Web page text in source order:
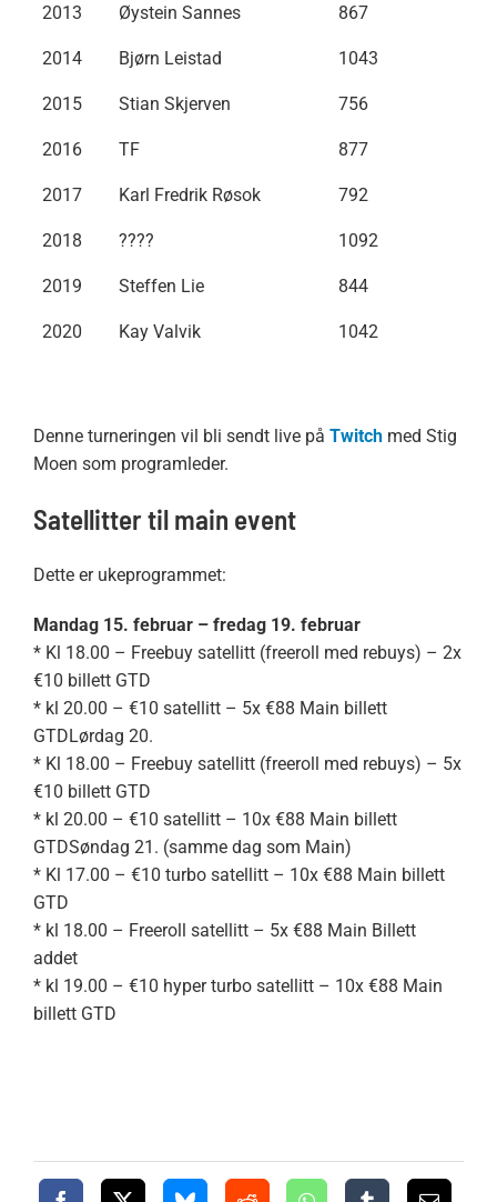
2013 Øystein Sannes 867
2014 Bjørn Leistad 1043
2015 Stian Skjerven 756
2016 TF 877
2017 Karl Fredrik Røsok 792
2018 ???? 1092
2019 Steffen Lie 844
2020 Kay Valvik 1042
Denne turneringen vil bli sendt live på Twitchmed Stig
Moen som programleder.
Satellitter til main event
Dette er ukeprogrammet:
Mandag 15. februar – fredag 19. februar
* Kl 18.00 – Freebuy satellitt (freeroll med rebuys) – 2x
€10 billett GTD
* kl 20.00 – €10 satellitt – 5x €88 Main billett
GTDLørdag 20.
* Kl 18.00 – Freebuy satellitt (freeroll med rebuys) – 5x
€10 billett GTD
* kl 20.00 – €10 satellitt – 10x €88 Main billett
GTDSøndag 21. (samme dag som Main)
* Kl 17.00 – €10 turbo satellitt – 10x €88 Main billett
GTD
* kl 18.00 – Freeroll satellitt – 5x €88 Main Billett
addet
* kl 19.00 – €10 hyper turbo satellitt – 10x €88 Main
billett GTD